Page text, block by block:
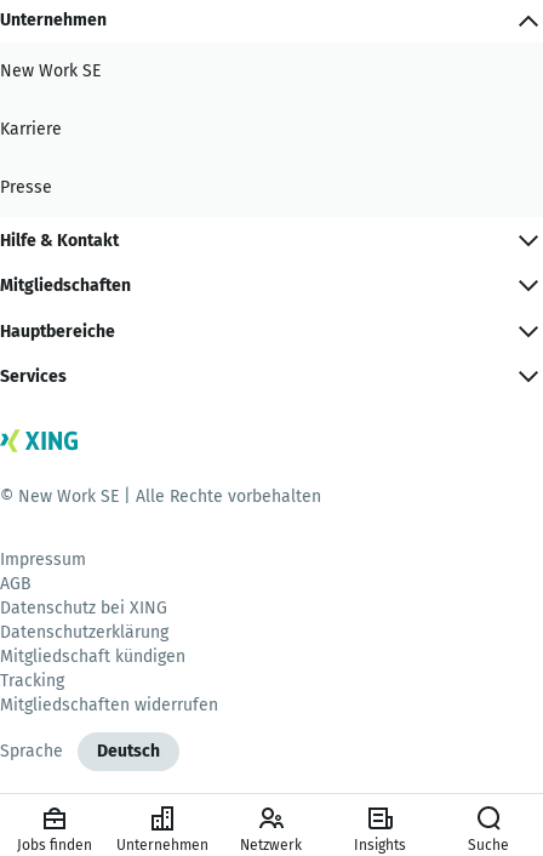
Unternehmen
New Work SE
Karriere
Presse
Hilfe & Kontakt
Mitgliedschaften
Hauptbereiche
Services
© New Work SE | Alle Rechte vorbehalten
Impressum
AGB
Datenschutz bei XING
Datenschutzerklärung
Mitgliedschaft kündigen
Tracking
Mitgliedschaften widerrufen
Sprache Deutsch
Jobs finden Unternehmen Netzwerk Insights Suche